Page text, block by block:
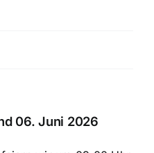
06. Juni 2026